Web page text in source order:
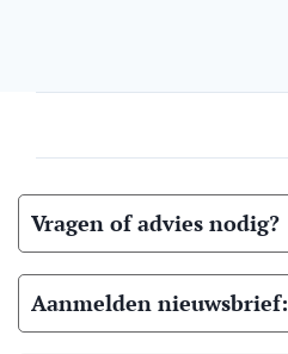
Vragen of advies nodig?
Aanmelden nieuwsbrief: